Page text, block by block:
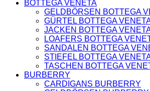
TASCHEN
SCHUHE
GÜRTEL
JACKEN
KOPFBEDCKUNGEN
SCHALS
GELDBÖRSEN
BOTTEGA VENETA
TASCHEN
GELDBÖRSEN
BOTTEGA VENETA
GELDBÖRSEN BOTTEGA
GÜRTEL BOTTEGA
JACKEN BOTTEGA
LOAFERS BOTTEGA
SANDALEN BOTTEGA
STIEFEL BOTTEGA
TASCHEN BOTTEGA
BURBERRY
CARDIGANS BURBERRY